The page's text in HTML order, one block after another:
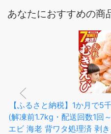
あなたにおすすめの商
【ふるさと納税】1か月で5
(解凍前1.7kg・配送回数1回
エビ 海老 背ワタ処理済 剥